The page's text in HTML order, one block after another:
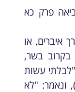
פרק כא
איברים, או
בשר,
עשות
ונאמר: "לא